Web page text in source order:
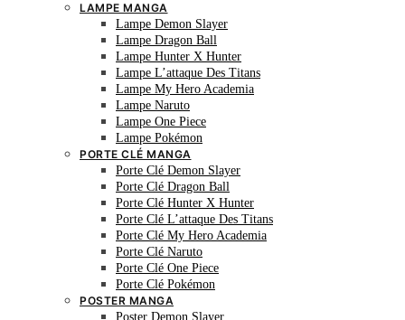
LAMPE MANGA
Lampe Demon Slayer
Lampe Dragon Ball
Lampe Hunter X Hunter
Lampe L’attaque Des Titans
Lampe My Hero Academia
Lampe Naruto
Lampe One Piece
Lampe Pokémon
PORTE CLÉ MANGA
Porte Clé Demon Slayer
Porte Clé Dragon Ball
Porte Clé Hunter X Hunter
Porte Clé L’attaque Des Titans
Porte Clé My Hero Academia
Porte Clé Naruto
Porte Clé One Piece
Porte Clé Pokémon
POSTER MANGA
Poster Demon Slayer